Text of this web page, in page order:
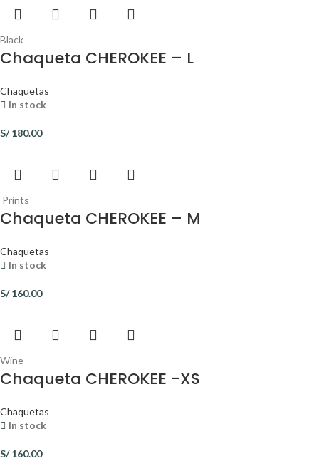
Black
Chaqueta CHEROKEE – L
Chaquetas
In stock
S/180.00
Prints
Chaqueta CHEROKEE – M
Chaquetas
In stock
S/160.00
Wine
Chaqueta CHEROKEE -XS
Chaquetas
In stock
S/160.00